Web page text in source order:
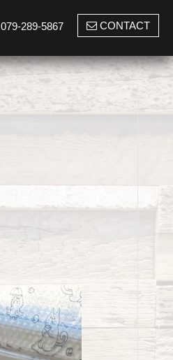
079-289-5867 CONTACT